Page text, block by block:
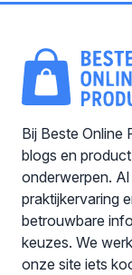
Bij Beste Online
blogs en
onderwerpen.
praktijkervaring
betrouwbare
keuzes. We
onze site iets